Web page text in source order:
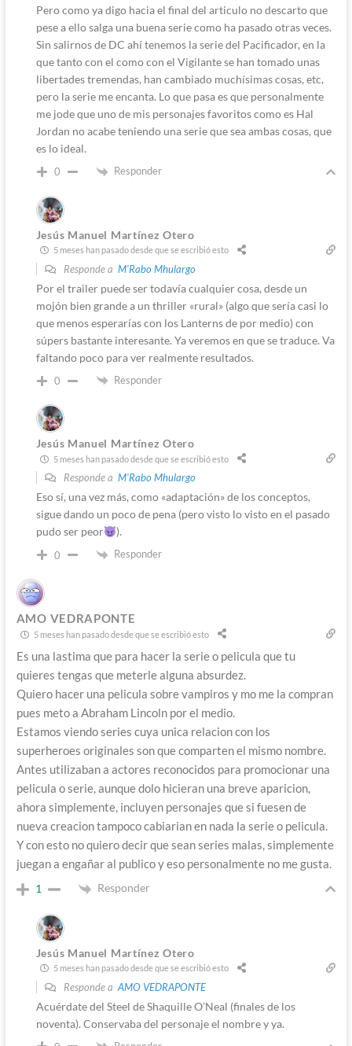
Pero como ya digo hacia el final del articulo no descarto que
pese a ello salga una buena serie como ha pasado otras veces.
Sin salirnos de DC ahí tenemos la serie del Pacificador, en la
que tanto con el como con el Vigilante se han tomado unas
libertades tremendas, han cambiado muchísimas cosas, etc,
pero la serie me encanta. Lo que pasa es que personalmente
me jode que uno de mis personajes favoritos como es Hal
Jordan no acabe teniendo una serie que sea ambas cosas, que
es lo ideal.
0 Responder
Jesús Manuel Martínez Otero
5 meses han pasado desde que se escribió esto
Responde a M'Rabo Mhulargo
Por el trailer puede ser todavía cualquier cosa, desde un
mojón bien grande a un thriller «rural» (algo que sería casi lo
que menos esperarías con los Lanterns de por medio) con
súpers bastante interesante. Ya veremos en que se traduce. Va
faltando poco para ver realmente resultados.
0 Responder
Jesús Manuel Martínez Otero
5 meses han pasado desde que se escribió esto
Responde a M'Rabo Mhulargo
Eso sí, una vez más, como «adaptación» de los conceptos,
sigue dando un poco de pena (pero visto lo visto en el pasado
pudo ser peor
).
0 Responder
AMO VEDRAPONTE
5 meses han pasado desde que se escribió esto
Es una lastima que para hacer la serie o pelicula que tu
quieres tengas que meterle alguna absurdez.
Quiero hacer una pelicula sobre vampiros y mo me la compran
pues meto a Abraham Lincoln por el medio.
Estamos viendo series cuya unica relacion con los
superheroes originales son que comparten el mismo nombre.
Antes utilizaban a actores reconocidos para promocionar una
pelicula o serie, aunque dolo hicieran una breve aparicion,
ahora simplemente, incluyen personajes que si fuesen de
nueva creacion tampoco cabiarian en nada la serie o pelicula.
Y con esto no quiero decir que sean series malas, simplemente
juegan a engañar al publico y eso personalmente no me gusta.
1 Responder
Jesús Manuel Martínez Otero
5 meses han pasado desde que se escribió esto
Responde a AMO VEDRAPONTE
Acuérdate del Steel de Shaquille O’Neal (finales de los
noventa). Conservaba del personaje el nombre y ya.